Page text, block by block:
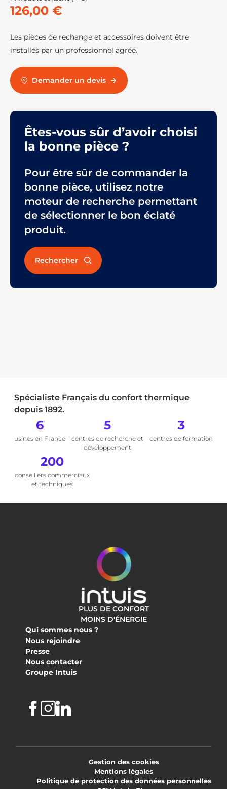
126,00 €
Les pièces de rechange et accessoires doivent être
installés par un professionnel agréé.
Demander un devis
Êtes-vous sûr d’avoir choisi
la bonne pièce ?
Pour être sûr de commander la
bonne pièce, utilisez notre
moteur de recherche permettant
de sélectionner le bon éclaté
produit.
Rechercher
Spécialiste Français du confort thermique
depuis 1892.
6
usines en France
5
centres de recherche et
développement
3
centres de formation
200
conseillers commerciaux
et techniques
PLUS DE CONFORT
MOINS D'ÉNERGIE
Qui sommes nous ?
Nous rejoindre
Presse
Nous contacter
Groupe Intuis
Facebook
Instagram
Linkedin
Gestion des cookies
Mentions légales
Politique de protection des données personnelles